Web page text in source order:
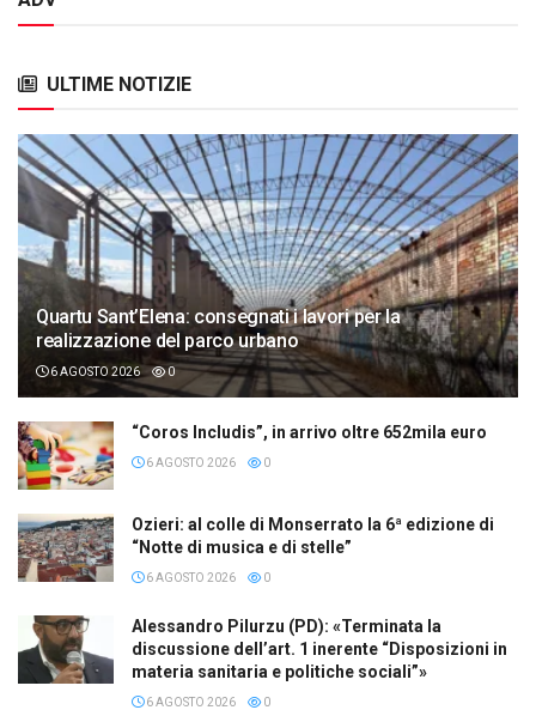
ULTIME NOTIZIE
Quartu Sant’Elena: consegnati i lavori per la
realizzazione del parco urbano
6 AGOSTO 2026 0
“Coros Includis”, in arrivo oltre 652mila euro
6 AGOSTO 2026 0
Ozieri: al colle di Monserrato la 6ª edizione di
“Notte di musica e di stelle”
6 AGOSTO 2026 0
Alessandro Pilurzu (PD): «Terminata la
discussione dell’art. 1 inerente “Disposizioni in
materia sanitaria e politiche sociali”»
6 AGOSTO 2026 0